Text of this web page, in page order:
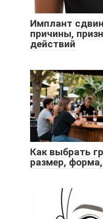
Имплант
причины,
действий
Как выбрать
размер,